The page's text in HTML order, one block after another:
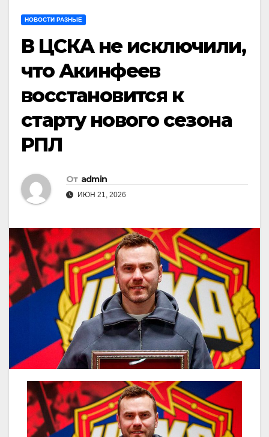
НОВОСТИ РАЗНЫЕ
В ЦСКА не исключили,
что Акинфеев
восстановится к
старту нового сезона
РПЛ
От admin
ИЮН 21, 2026